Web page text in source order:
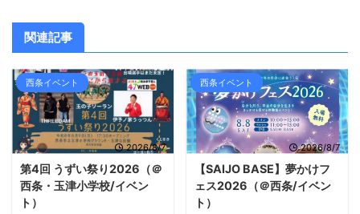
関連記事
西条イベント
2026/8/7
第4回 うずい祭り2026（＠
西条・玉津小学校/イベン
ト）
西条イベント
2026/8/7
【SAIJO BASE】夢かけフ
ェス2026（＠西条/イベン
ト）